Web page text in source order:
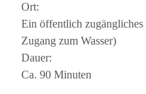
Ort:
Ein öffentlich
Zugang zum Wasser)
Dauer:
Ca. 90 Minuten